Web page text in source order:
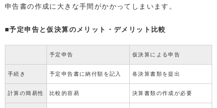
申告書の作成に大きな手間がかかってしまいます。
■予定申告と仮決算のメリット・デメリット比較
予定申告 仮決算による申告
手続き 予定申告書に納付額を記入 各決算書類を提出
計算の簡易性 比較的容易 決算書類の作成が必要